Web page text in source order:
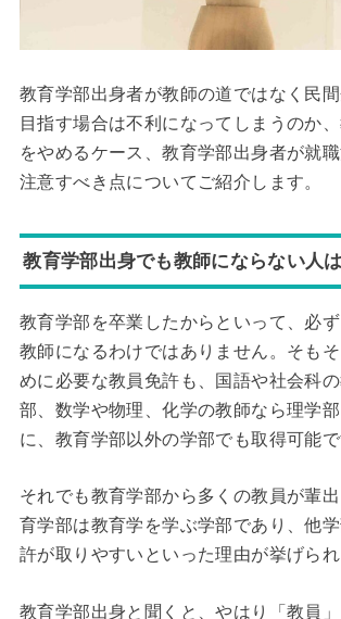
教育学部出身者が教師の道ではなく民
目指す場合は不利になってしまうのか
をやめるケース、教育学部出身者が就
注意すべき点についてご紹介します。
教育学部出身でも教師にならない人
教育学部を卒業したからといって、必
教師になるわけではありません。そも
めに必要な教員免許も、国語や社会科
部、数学や物理、化学の教師なら理学
に、教育学部以外の学部でも取得可能で
それでも教育学部から多くの教員が輩
育学部は教育学を学ぶ学部であり、他
許が取りやすいといった理由が挙げられ
教育学部出身と聞くと、やはり「教員